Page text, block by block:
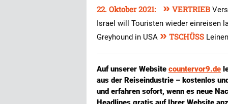
22. Oktober 2021: » VERTRIEB
Israel will Touristen wieder einreisen
Greyhound in USA » TSCHÜSS
Auf unserer Website countervor9.de
aus der Reiseindustrie – kostenlos
und erfahren sofort, wenn es neue